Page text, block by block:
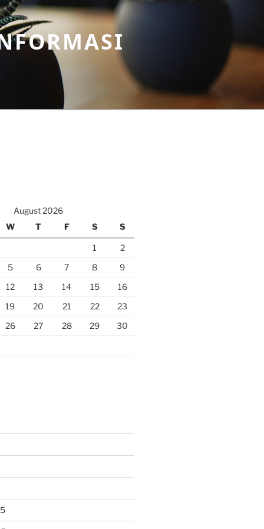
August 2026
W T F S S
1
2
5 6 7 8
9
12 13 14 15
16
19 20 21 22
23
26 27 28 29
30